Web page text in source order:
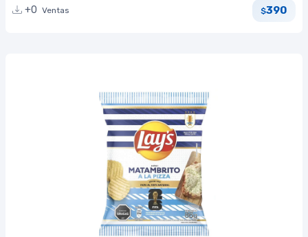
+0 Ventas $390